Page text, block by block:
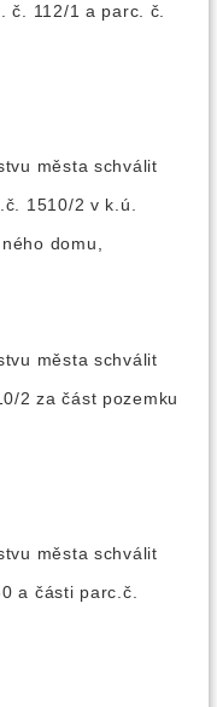
č. 112/1 a parc. č.
města schválit
1510/2 v k.ú.
domu,
města schválit
2 za část pozemku
města schválit
a části parc.č.